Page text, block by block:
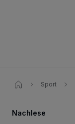
Sport
Nachlese